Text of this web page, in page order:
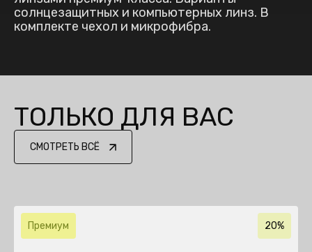
солнцезащитных и компьютерных линз. В
комплекте чехол и микрофибра.
ТОЛЬКО ДЛЯ ВАС
СМОТРЕТЬ ВСЁ
Премиум 20%